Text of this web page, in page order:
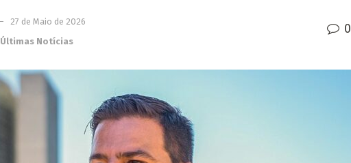
27 de Maio de 2026
Últimas Notícias
0